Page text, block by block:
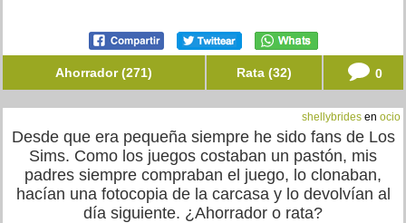
Ahorrador (271) Rata (32) 0
shellybrides en ocio
Desde que era pequeña siempre he sido fans de Los
Sims. Como los juegos costaban un pastón, mis
padres siempre compraban el juego, lo clonaban,
hacían una fotocopia de la carcasa y lo devolvían al
día siguiente. ¿Ahorrador o rata?